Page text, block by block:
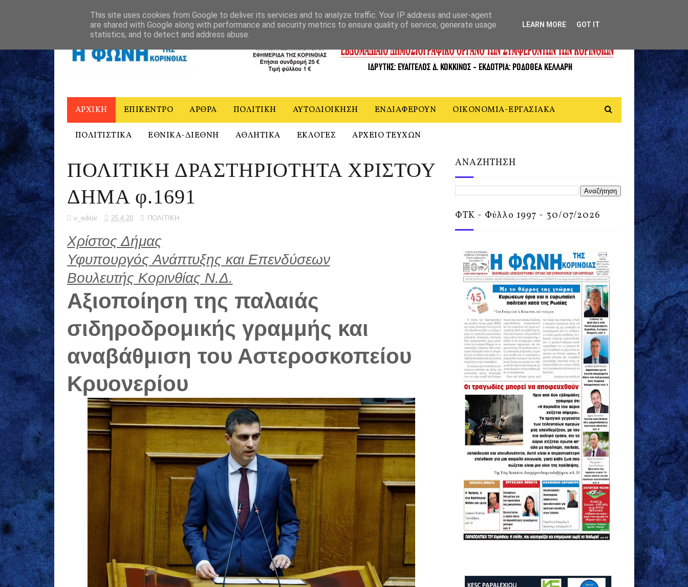
Η ΦΩΝΗ ΤΗΣ ΚΟΡΙΝΘΙΑΣ - ΙΣΤΟΡΙΚΟ ΕΠΙΚΟΙΝΩΝΙΑ
ΑΡΧΙΚΗ ΕΠΙΚΕΝΤΡΟ ΑΡΘΡΑ ΠΟΛΙΤΙΚΗ ΑΥΤΟΔΙΟΙΚΗΣΗ ΕΝΔΙΑΦΕΡΟΥΝ ΟΙΚΟΝΟΜΙΑ-ΕΡΓΑΣΙΑΚΑ
ΠΟΛΙΤΙΣΤΙΚΑ ΕΘΝΙΚΑ-ΔΙΕΘΝΗ ΑΘΛΗΤΙΚΑ ΕΚΛΟΓΕΣ ΑΡΧΕΙΟ ΤΕΥΧΩΝ
ΠΟΛΙΤΙΚΗ ΔΡΑΣΤΗΡΙΟΤΗΤΑ ΧΡΙΣΤΟΥ
ΔΗΜΑ φ.1691
v_editor 25.4.20 ΠΟΛΙΤΙΚΗ
Χρίστος Δήμας
Υφυπουργός Ανάπτυξης και Επενδύσεων
Βουλευτής Κορινθίας Ν.Δ.
Αξιοποίηση της παλαιάς
σιδηροδρομικής γραμμής και
αναβάθμιση του Αστεροσκοπείου
Κρυονερίου
ΑΝΑΖΗΤΗΣΗ
ΦΤΚ - Φύλλο 1997 - 30/07/2026
This site uses cookies from Google to deliver its services and to analyze traffic. Your IP address and user-agent
are shared with Google along with performance and security metrics to ensure quality of service, generate usage
statistics, and to detect and address abuse.
LEARN MORE GOT IT